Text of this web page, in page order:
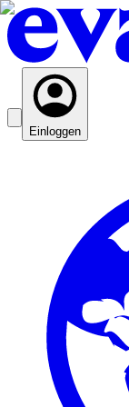
Einloggen